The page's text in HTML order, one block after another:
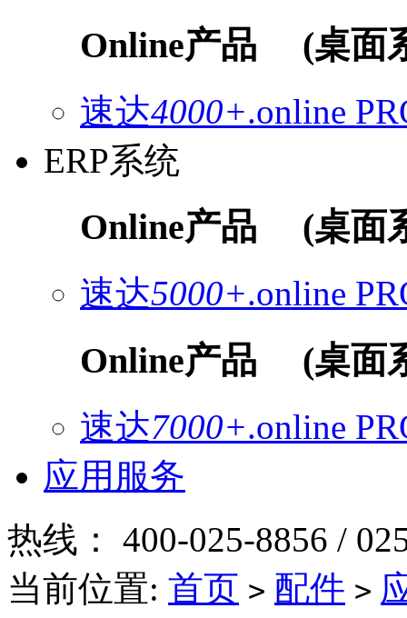
Online产品 (桌面
速达4000+.online
ERP系统
Online产品 (桌面
速达5000+.online
Online产品 (桌面
速达7000+.online
应用服务
热线： 400-025-8856 /
当前位置: 首页 > 配件 >